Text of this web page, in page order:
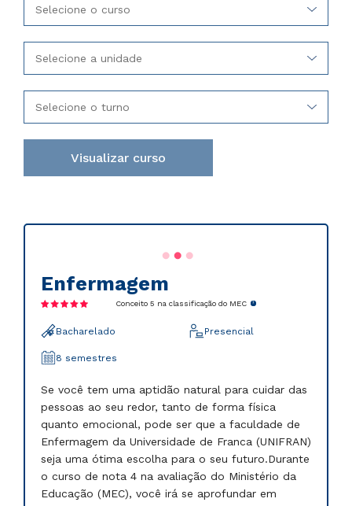
Selecione o curso
Selecione a unidade
Selecione o turno
Visualizar curso
Enfermagem
Conceito 5 na classificação do MEC
Bacharelado Presencial
8 semestres
Se você tem uma aptidão natural para cuidar das
pessoas ao seu redor, tanto de forma física
quanto emocional, pode ser que a faculdade de
Enfermagem da Universidade de Franca (UNIFRAN)
seja uma ótima escolha para o seu futuro.Durante
o curso de nota 4 na avaliação do Ministério da
Educação (MEC), você irá se aprofundar em